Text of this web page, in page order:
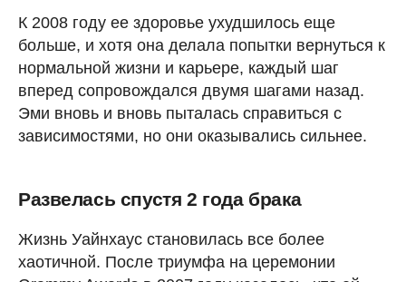
К 2008 году ее здоровье ухудшилось еще
больше, и хотя она делала попытки вернуться к
нормальной жизни и карьере, каждый шаг
вперед сопровождался двумя шагами назад.
Эми вновь и вновь пыталась справиться с
зависимостями, но они оказывались сильнее.
Развелась спустя 2 года брака
Жизнь Уайнхаус становилась все более
хаотичной. После триумфа на церемонии